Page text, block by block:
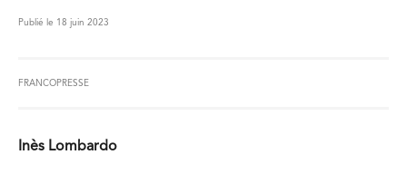
Publié le 18 juin 2023
FRANCOPRESSE
Inès Lombardo